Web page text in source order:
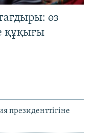
өз
құқығы
президенттігіне